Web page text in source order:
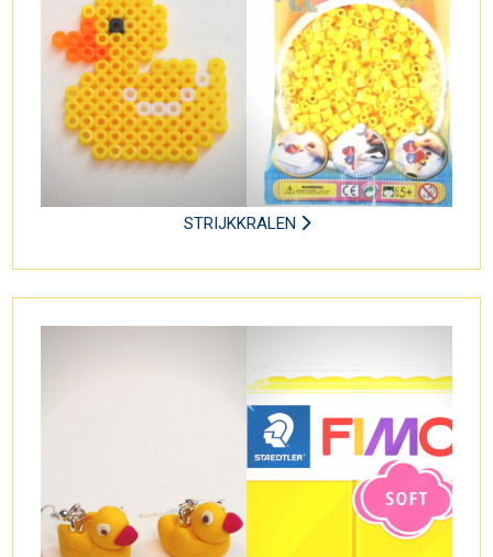
STRIJKKRALEN